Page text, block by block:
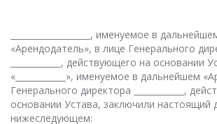
___________________, именуемое в
«Арендодатель», в лице Генерального
____________, действующего на основании
«____________», именуемое в дальнейшем
Генерального директора ____________,
основании Устава, заключили настоящий
нижеследующем: